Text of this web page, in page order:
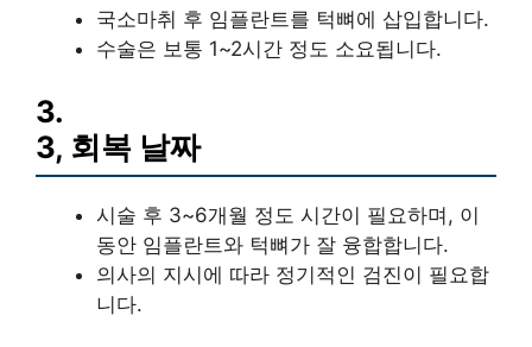
국소마취 후 임플란트를 턱뼈에 삽입합니다.
수술은 보통 1~2시간 정도 소요됩니다.
3.
3, 회복 날짜
시술 후 3~6개월 정도 시간이 필요하며, 이
동안 임플란트와 턱뼈가 잘 융합합니다.
의사의 지시에 따라 정기적인 검진이 필요합
니다.